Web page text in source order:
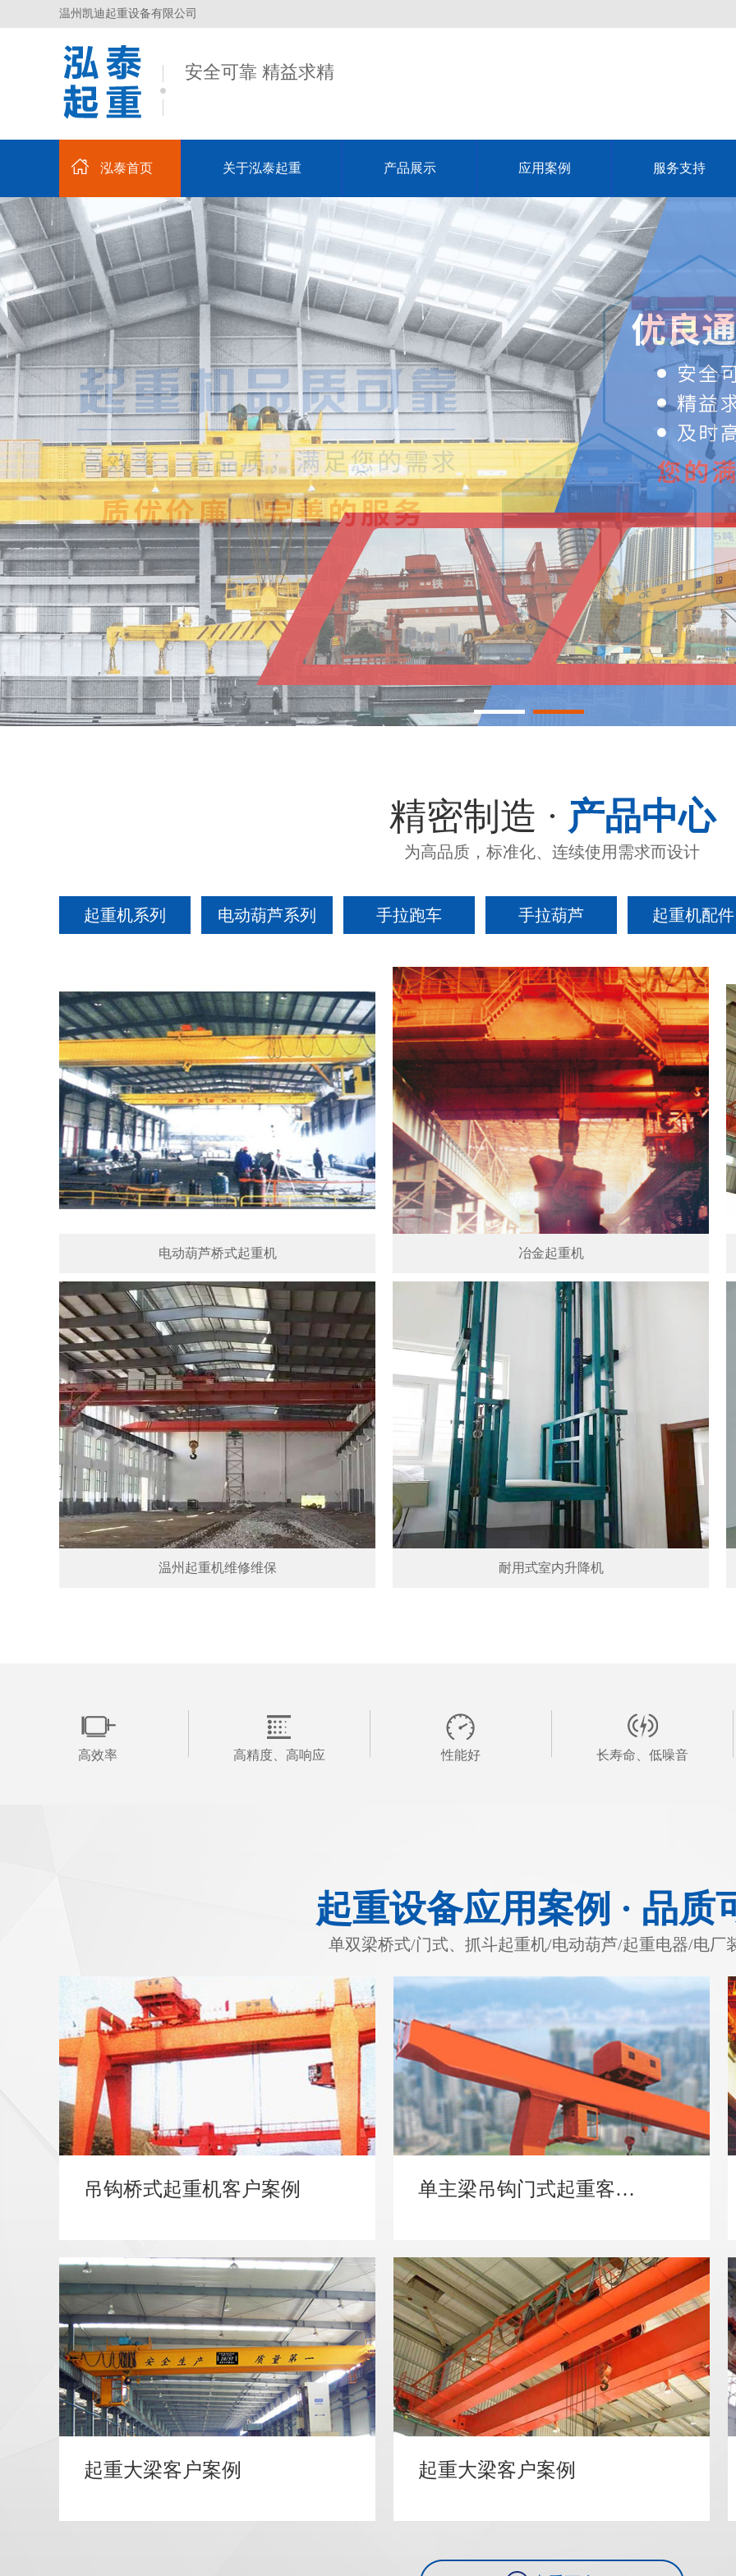
温州凯迪起重设备有限公司
安全可靠 精益求精
泓泰首页 关于泓泰起重 产品展示 应用案例 服务支持
精密制造 · 产品中心
为高品质，标准化、连续使用需求而设计
起重机系列 电动葫芦系列 手拉跑车 手拉葫芦 起重机配件
电动葫芦桥式起重机 冶金起重机
温州起重机维修维保 耐用式室内升降机
高效率 高精度、高响应 性能好 长寿命、低噪音
起重设备应用案例 · 品质
单双梁桥式/门式、抓斗起重机/电动葫芦/起重电器/电厂
吊钩桥式起重机客户案例 单主梁吊钩门式起重客户案例
起重大梁客户案例 起重大梁客户案例